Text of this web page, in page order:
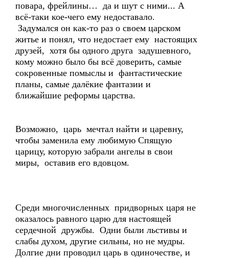
повара, фрейлины… да и шут с ними... А
всё-таки кое-чего ему недоставало.
Задумался он как-то раз о своем царском
житье и понял, что недостает ему настоящих
друзей, хотя бы одного друга задушевного,
кому можно было бы всё доверить, самые
сокровенные помыслы и фантастические
планы, самые далёкие фантазии и
ближайшие реформы царства.
Возможно, царь мечтал найти и царевну,
чтобы заменила ему любимую Спящую
царицу, которую забрали ангелы в свои
миры, оставив его вдовцом.
Среди многочисленных придворных царя не
оказалось равного царю для настоящей
сердечной дружбы. Одни были льстивы и
слабы духом, другие сильны, но не мудры.
Долгие дни проводил царь в одиночестве, и